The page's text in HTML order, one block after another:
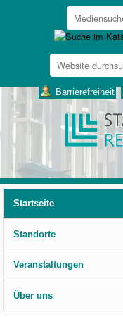
Website
durchsuchen
___Barrierefreiheit
Startseite
Standorte
Veranstaltungen
Über uns